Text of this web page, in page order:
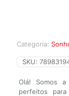
Categoria:
SKU:
Olá! Somos
perfeitos